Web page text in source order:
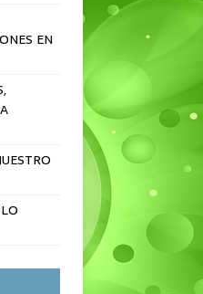
EN